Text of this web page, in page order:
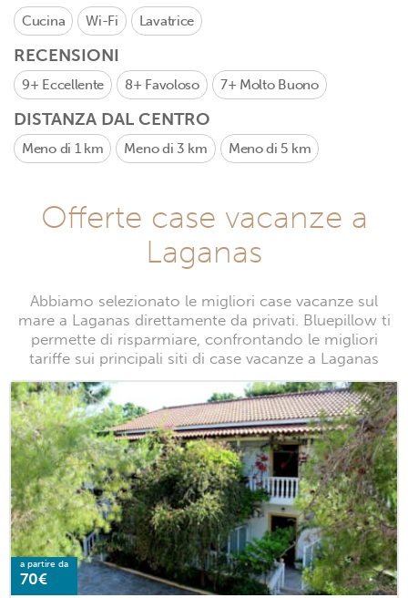
Cucina Wi-Fi Lavatrice
RECENSIONI
9+ Eccellente 8+ Favoloso 7+ Molto Buono
DISTANZA DAL CENTRO
Meno di 1 km Meno di 3 km Meno di 5 km
Offerte case vacanze a
Laganas
Abbiamo selezionato le migliori case vacanze sul
mare a Laganas direttamente da privati. Bluepillow ti
permette di risparmiare, confrontando le migliori
tariffe sui principali siti di case vacanze a Laganas
a partire da
70€